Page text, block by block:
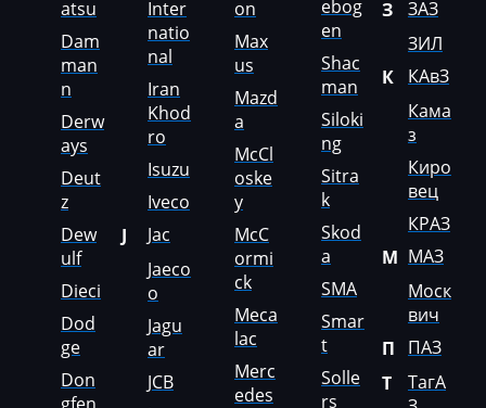
Rover
Saab
Saic
Samsung
Sandvik
Sany
Scania
Schaeff
Schaffer
atsu
Dam
man
n
Derw
ays
Deut
z
Dew
ulf
Dieci
Dod
ge
Don
Inter
natio
nal
Iran
Khod
ro
Isuzu
Iveco
J
Jac
Jaeco
o
Jagu
ar
JCB
on
Max
us
Mazd
a
McCl
oske
y
McC
ormi
ck
Meca
lac
Merc
edes
ebog
en
Shac
man
Siloki
ng
Sitra
k
Skod
a
SMA
Smar
t
Solle
rs
З
ЗАЗ
ЗИЛ
К
КАвЗ
Кама
з
Киро
вец
КРАЗ
М МАЗ
Моск
вич
П
ПАЗ
Т
ТагА